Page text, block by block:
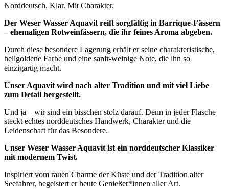
Norddeutsch. Klar. Mit Charakter.
Der Weser Wasser Aquavit reift sorgfältig in Barrique-Fässern
– ehemaligen Rotweinfässern, die ihr feines Aroma abgeben.
Durch diese besondere Lagerung erhält er seine charakteristische,
hellgoldene Farbe und eine sanft-weinige Note, die ihn so
einzigartig macht.
Unser Aquavit wird nach alter Tradition und mit viel Liebe
zum Detail hergestellt.
Und ja – wir sind ein bisschen stolz darauf. Denn in jeder Flasche
steckt echtes norddeutsches Handwerk, Charakter und die
Leidenschaft für das Besondere.
Unser Weser Wasser Aquavit ist ein norddeutscher Klassiker
mit modernem Twist.
Inspiriert vom rauen Charme der Küste und der Tradition alter
Seefahrer, begeistert er heute Genießer*innen aller Art.